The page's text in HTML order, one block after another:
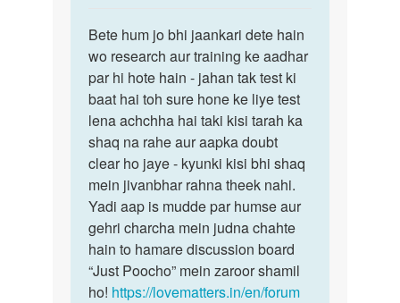
to
Medam
ji
aap
bol
rhe
ho
Ase…
by
Rakesh
Bete
hum
jo
bhi
jaankari…
Bete hum jo bhi jaankari dete hain
wo research aur training ke aadhar
par hi hote hain - jahan tak test ki
baat hai toh sure hone ke liye test
lena achchha hai taki kisi tarah ka
shaq na rahe aur aapka doubt
clear ho jaye - kyunki kisi bhi shaq
mein jivanbhar rahna theek nahi.
Yadi aap is mudde par humse aur
gehri charcha mein judna chahte
hain to hamare discussion board
“Just Poocho” mein zaroor shamil
ho! https://lovematters.in/en/forum